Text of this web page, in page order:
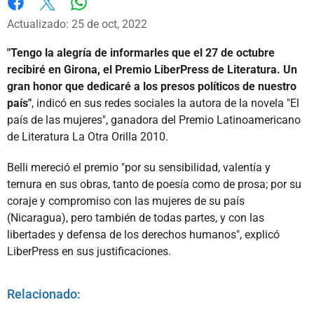
Facebook
X
Actualizado: 25 de oct, 2022
"Tengo la alegría de informarles que el 27 de octubre
recibiré en Girona, el Premio LiberPress de Literatura. Un
gran honor que dedicaré a los presos políticos de nuestro
país", indicó en sus redes sociales la autora de la novela "El
país de las mujeres", ganadora del Premio Latinoamericano
de Literatura La Otra Orilla 2010.
Belli mereció el premio "por su sensibilidad, valentía y
ternura en sus obras, tanto de poesía como de prosa; por su
coraje y compromiso con las mujeres de su país
(Nicaragua), pero también de todas partes, y con las
libertades y defensa de los derechos humanos", explicó
LiberPress en sus justificaciones.
Relacionado: